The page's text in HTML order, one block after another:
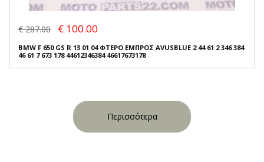
€ 287.00 € 100.00
BMW F 650 GS R 13 01 04 ΦΤΕΡΟ ΕΜΠΡΟΣ AVUSBLUE 2 44 61 2 346 384
46 61 7 673 178 44612346384 46617673178
Περισσότερα